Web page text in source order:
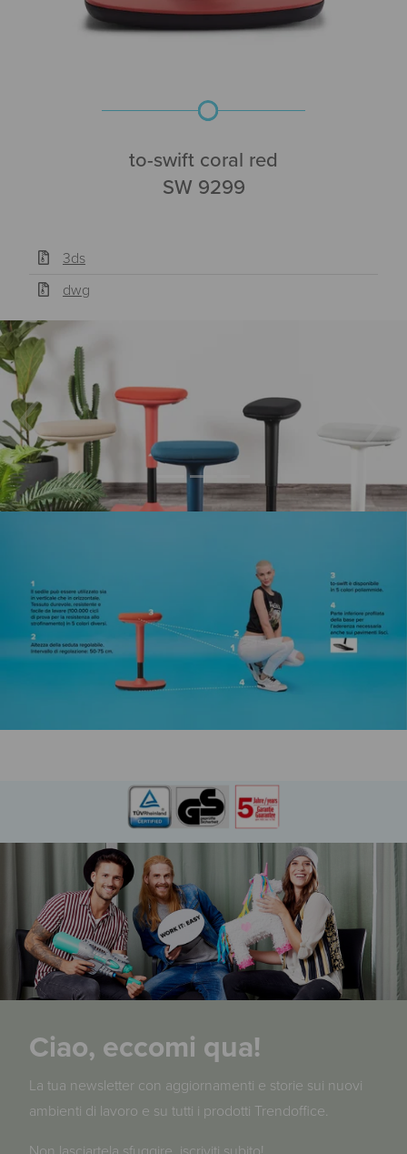
to-swift coral red
SW 9299
3ds
dwg
Ciao, eccomi qua!
La tua newsletter con aggiornamenti e storie sui nuovi
ambienti di lavoro e su tutti i prodotti Trendoffice.